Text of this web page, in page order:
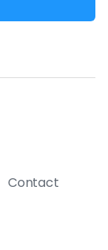
Contact